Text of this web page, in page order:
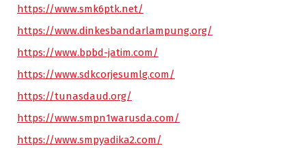
https://www.smk6ptk.net/
https://www.dinkesbandarlampung.org/
https://www.bpbd-jatim.com/
https://www.sdkcorjesumlg.com/
https://tunasdaud.org/
https://www.smpn1warusda.com/
https://www.smpyadika2.com/